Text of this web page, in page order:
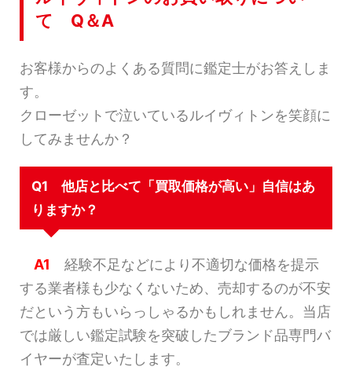
て Q＆A
お客様からのよくある質問に鑑定士がお答えしま
す。
クローゼットで泣いているルイヴィトンを笑顔に
してみませんか？
Q1 他店と比べて「買取価格が高い」自信はあ
りますか？
A1 経験不足などにより不適切な価格を提示
する業者様も少なくないため、売却するのが不安
だという方もいらっしゃるかもしれません。当店
では厳しい鑑定試験を突破したブランド品専門バ
イヤーが査定いたします。